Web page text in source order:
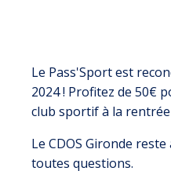
Le Pass'Sport est
2024 ! Profitez de 50€
club sportif à la rentrée
Le CDOS Gironde
toutes questions.